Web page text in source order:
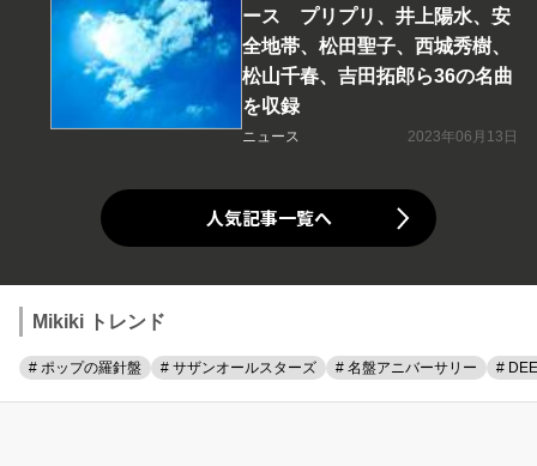
ース プリプリ、井上陽水、安
全地帯、松田聖子、西城秀樹、
松山千春、吉田拓郎ら36の名曲
を収録
ニュース 2023年06月13日
人気記事一覧へ
Mikiki トレンド
# ポップの羅針盤 # サザンオールスターズ # 名盤アニバーサリー #